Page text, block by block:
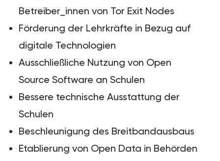
Betreiber_innen von Tor Exit Nodes
Förderung der Lehrkräfte in Bezug auf
digitale Technologien
Ausschließliche Nutzung von Open
Source Software an Schulen
Bessere technische Ausstattung der
Schulen
Beschleunigung des Breitbandausbaus
Etablierung von Open Data in Behörden